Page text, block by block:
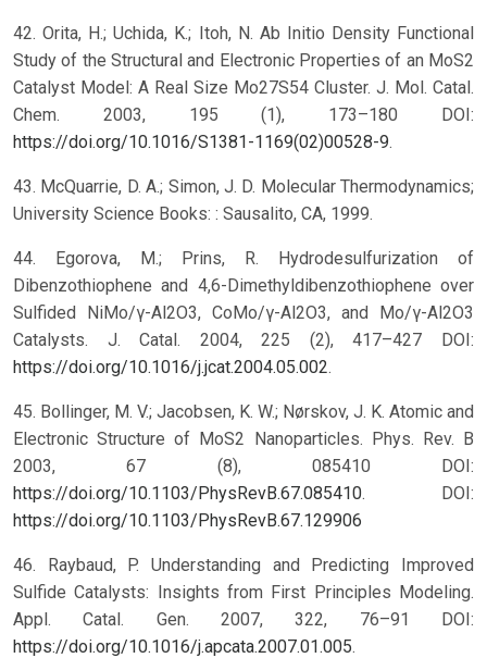
42. Orita, H.; Uchida, K.; Itoh, N. Ab Initio Density Functional
Study of the Structural and Electronic Properties of an MoS2
Catalyst Model: A Real Size Mo27S54 Cluster. J. Mol. Catal.
Chem. 2003, 195 (1), 173–180 DOI:
https://doi.org/10.1016/S1381-1169(02)00528-9.
43. McQuarrie, D. A.; Simon, J. D. Molecular Thermodynamics;
University Science Books: : Sausalito, CA, 1999.
44. Egorova, M.; Prins, R. Hydrodesulfurization of
Dibenzothiophene and 4,6-Dimethyldibenzothiophene over
Sulfided NiMo/γ-Al2O3, CoMo/γ-Al2O3, and Mo/γ-Al2O3
Catalysts. J. Catal. 2004, 225 (2), 417–427 DOI:
https://doi.org/10.1016/j.jcat.2004.05.002.
45. Bollinger, M. V.; Jacobsen, K. W.; Nørskov, J. K. Atomic and
Electronic Structure of MoS2 Nanoparticles. Phys. Rev. B
2003, 67 (8), 085410 DOI:
https://doi.org/10.1103/PhysRevB.67.085410. DOI:
https://doi.org/10.1103/PhysRevB.67.129906
46. Raybaud, P. Understanding and Predicting Improved
Sulfide Catalysts: Insights from First Principles Modeling.
Appl. Catal. Gen. 2007, 322, 76–91 DOI:
https://doi.org/10.1016/j.apcata.2007.01.005.